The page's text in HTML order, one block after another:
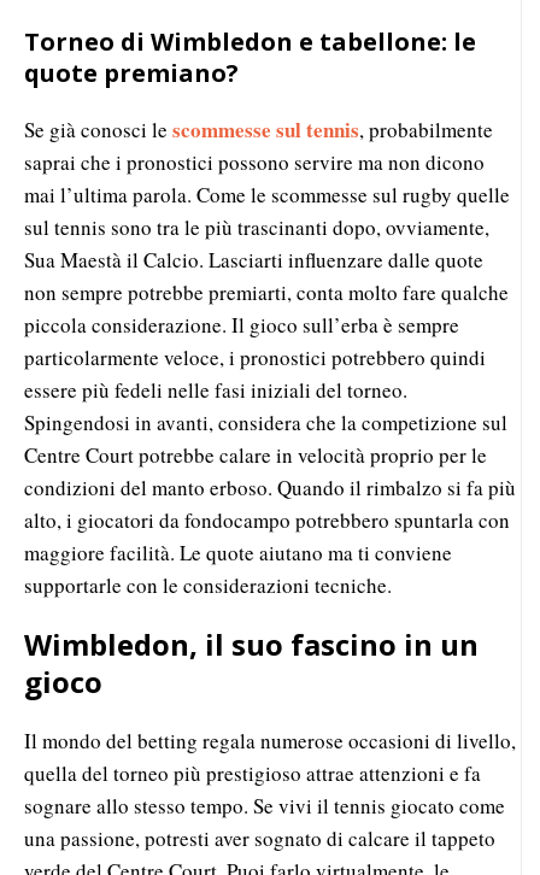
Torneo di Wimbledon e tabellone: le
quote premiano?
Se già conosci le scommesse sul tennis, probabilmente
saprai che i pronostici possono servire ma non dicono
mai l’ultima parola. Come le scommesse sul rugby quelle
sul tennis sono tra le più trascinanti dopo, ovviamente,
Sua Maestà il Calcio. Lasciarti influenzare dalle quote
non sempre potrebbe premiarti, conta molto fare qualche
piccola considerazione. Il gioco sull’erba è sempre
particolarmente veloce, i pronostici potrebbero quindi
essere più fedeli nelle fasi iniziali del torneo.
Spingendosi in avanti, considera che la competizione sul
Centre Court potrebbe calare in velocità proprio per le
condizioni del manto erboso. Quando il rimbalzo si fa più
alto, i giocatori da fondocampo potrebbero spuntarla con
maggiore facilità. Le quote aiutano ma ti conviene
supportarle con le considerazioni tecniche.
Wimbledon, il suo fascino in un
gioco
Il mondo del betting regala numerose occasioni di livello,
quella del torneo più prestigioso attrae attenzioni e fa
sognare allo stesso tempo. Se vivi il tennis giocato come
una passione, potresti aver sognato di calcare il tappeto